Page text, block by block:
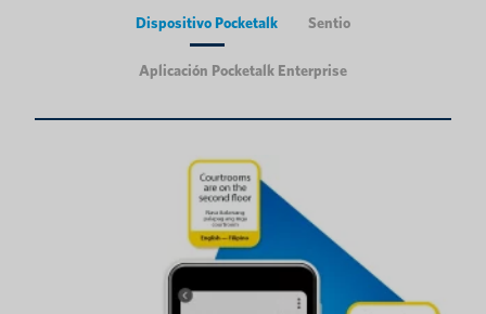
Dispositivo Pocketalk Sentio
Aplicación Pocketalk Enterprise